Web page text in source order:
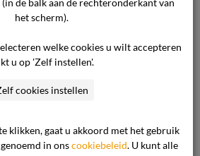
er ten slotte sprake van
de ondernemer. Ik heb toen
heb ik nu al 5 maanden en
het scherm).
welke cookies u wilt accepteren
u op 'Zelf instellen'.
cookies instellen
klikken, gaat u akkoord met het gebruik
in onscookiebeleid. U kunt alle